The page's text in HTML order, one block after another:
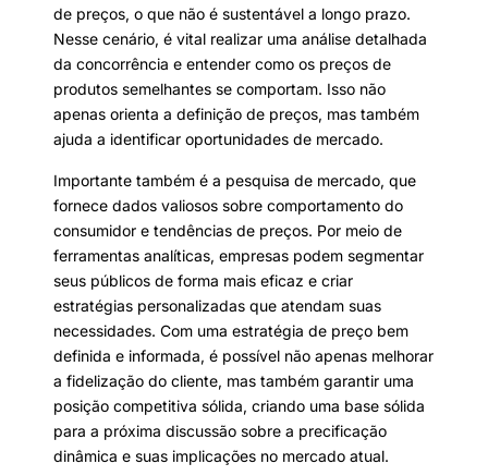
de preços, o que não é sustentável a longo prazo.
Nesse cenário, é vital realizar uma análise detalhada
da concorrência e entender como os preços de
produtos semelhantes se comportam. Isso não
apenas orienta a definição de preços, mas também
ajuda a identificar oportunidades de mercado.
Importante também é a pesquisa de mercado, que
fornece dados valiosos sobre comportamento do
consumidor e tendências de preços. Por meio de
ferramentas analíticas, empresas podem segmentar
seus públicos de forma mais eficaz e criar
estratégias personalizadas que atendam suas
necessidades. Com uma estratégia de preço bem
definida e informada, é possível não apenas melhorar
a fidelização do cliente, mas também garantir uma
posição competitiva sólida, criando uma base sólida
para a próxima discussão sobre a precificação
dinâmica e suas implicações no mercado atual.